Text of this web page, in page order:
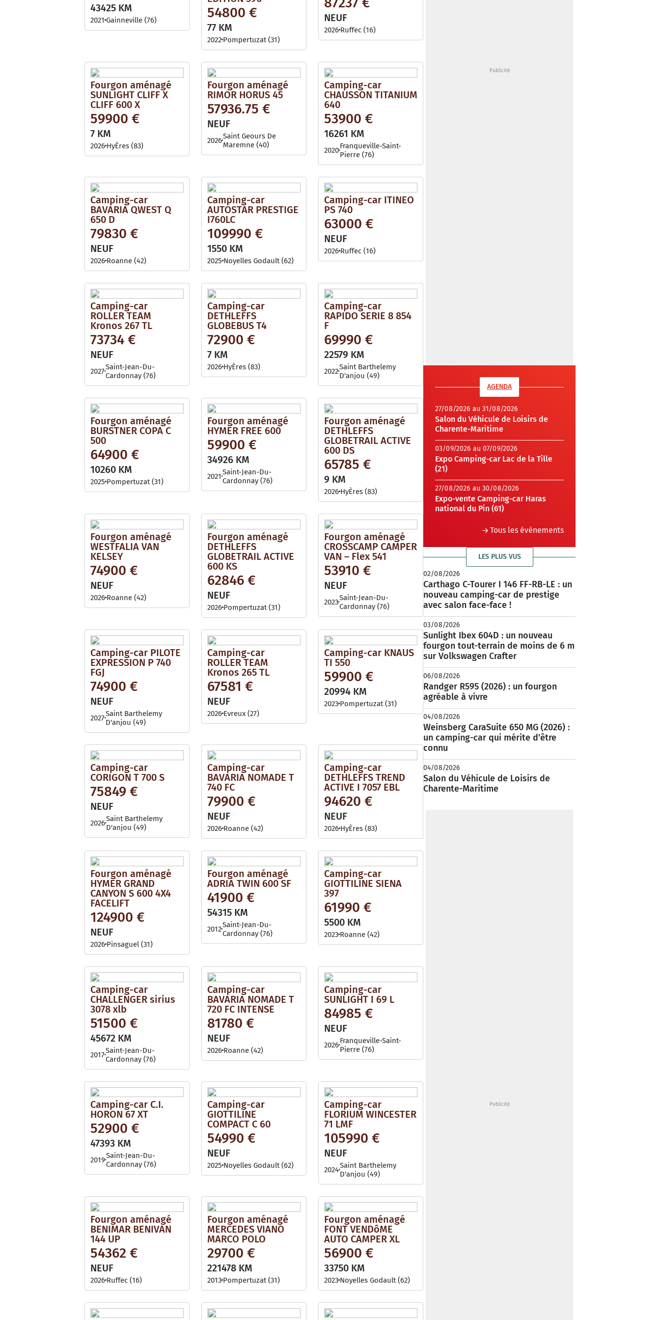
e
l
b
l
43425 KM
2021 Gainneville (76) 54800 €
77 KM
2022 Pompertuzat (31)
NEUF
2026 Ruffec (16)
Fourgon aménagé
SUNLIGHT CLIFF X
CLIFF 600 X
59900 €
7 KM
2026 HyÈres (83)
Fourgon aménagé
RIMOR HORUS 45
57936.75 €
NEUF
2026Saint Geours De
Maremne (40)
Camping-car
CHAUSSON TITANIUM
640
53900 €
16261 KM
2020Franqueville-Saint-
Pierre (76)
Camping-car
BAVARIA QWEST Q
650 D
79830 €
NEUF
2026 Roanne (42)
Camping-car
AUTOSTAR PRESTIGE
I760LC
109990 €
1550 KM
2025 Noyelles Godault (62)
Camping-car ITINEO
PS 740
63000 €
NEUF
2026 Ruffec (16)
Camping-car
ROLLER TEAM
Kronos 267 TL
73734 €
NEUF
2027Saint-Jean-Du-
Cardonnay (76)
Camping-car
DETHLEFFS
GLOBEBUS T4
72900 €
7 KM
2026 HyÈres (83)
Camping-car
RAPIDO SERIE 8 854
F
69990 €
22579 KM
2022Saint Barthelemy
D'anjou (49)
Fourgon aménagé
BURSTNER COPA C
500
64900 €
10260 KM
2025 Pompertuzat (31)
Fourgon aménagé
HYMER FREE 600
59900 €
34926 KM
2021 Saint-Jean-Du-
Cardonnay (76)
Fourgon aménagé
DETHLEFFS
GLOBETRAIL ACTIVE
600 DS
65785 €
9 KM
2026 HyÈres (83)
Fourgon aménagé
WESTFALIA VAN
KELSEY
74900 €
NEUF
2026 Roanne (42)
Fourgon aménagé
DETHLEFFS
GLOBETRAIL ACTIVE
600 KS
62846 €
NEUF
2026 Pompertuzat (31)
Fourgon aménagé
CROSSCAMP CAMPER
VAN – Flex 541
53910 €
NEUF
2023Saint-Jean-Du-
Cardonnay (76)
Camping-car PILOTE
EXPRESSION P 740
FGJ
74900 €
NEUF
2027Saint Barthelemy
D'anjou (49)
Camping-car
ROLLER TEAM
Kronos 265 TL
67581 €
NEUF
2026 Evreux (27)
Camping-car KNAUS
TI 550
59900 €
20994 KM
2023 Pompertuzat (31)
Camping-car
CORIGON T 700 S
75849 €
NEUF
2026Saint Barthelemy
D'anjou (49)
Camping-car
BAVARIA NOMADE T
740 FC
79900 €
NEUF
2026 Roanne (42)
Camping-car
DETHLEFFS TREND
ACTIVE I 7057 EBL
94620 €
NEUF
2026 HyÈres (83)
Fourgon aménagé
HYMER GRAND
CANYON S 600 4X4
FACELIFT
124900 €
NEUF
2026 Pinsaguel (31)
Fourgon aménagé
ADRIA TWIN 600 SF
41900 €
54315 KM
2012Saint-Jean-Du-
Cardonnay (76)
Camping-car
GIOTTILINE SIENA
397
61990 €
5500 KM
2023 Roanne (42)
Camping-car
CHALLENGER sirius
3078 xlb
51500 €
45672 KM
2017Saint-Jean-Du-
Cardonnay (76)
Camping-car
BAVARIA NOMADE T
720 FC INTENSE
81780 €
NEUF
2026 Roanne (42)
Camping-car
SUNLIGHT I 69 L
84985 €
NEUF
2026Franqueville-Saint-
Pierre (76)
Camping-car C.I.
HORON 67 XT
52900 €
47393 KM
2019Saint-Jean-Du-
Cardonnay (76)
Camping-car
GIOTTILINE
COMPACT C 60
54990 €
NEUF
2025 Noyelles Godault (62)
Camping-car
FLORIUM WINCESTER
71 LMF
105990 €
NEUF
2024Saint Barthelemy
D'anjou (49)
Fourgon aménagé
BENIMAR BENIVAN
144 UP
54362 €
NEUF
2026 Ruffec (16)
Fourgon aménagé
MERCEDES VIANO
MARCO POLO
29700 €
221478 KM
2013 Pompertuzat (31)
Fourgon aménagé
FONT VENDôME
AUTO CAMPER XL
56900 €
33750 KM
2023 Noyelles Godault (62)
AGENDA
27/08/2026 au 31/08/2026
Salon du Véhicule de Loisirs de
Charente-Maritime
03/09/2026 au 07/09/2026
Expo Camping-car Lac de la Tille
(21)
27/08/2026 au 30/08/2026
Expo-vente Camping-car Haras
national du Pin (61)
Tous les évènements
LES PLUS VUS
02/08/2026
Carthago C-Tourer I 146 FF-RB-LE : un
nouveau camping-car de prestige
avec salon face-face !
03/08/2026
Sunlight Ibex 604D : un nouveau
fourgon tout-terrain de moins de 6 m
sur Volkswagen Crafter
06/08/2026
Randger R595 (2026) : un fourgon
agréable à vivre
04/08/2026
Weinsberg CaraSuite 650 MG (2026) :
un camping-car qui mérite d'être
connu
04/08/2026
Salon du Véhicule de Loisirs de
Charente-Maritime